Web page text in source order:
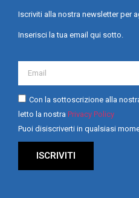
Iscriviti alla nostra newsletter per
Inserisci la tua email qui sotto.
Con la sottoscrizione alla
letto la nostra Privacy Policy
Puoi disiscriverti in qualsiasi
ISCRIVITI